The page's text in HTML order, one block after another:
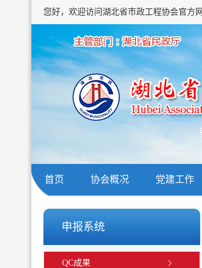
您好，欢迎访问湖北省市政工程协会官方网
首页 协会概况 党建工作
申报系统
QC成果